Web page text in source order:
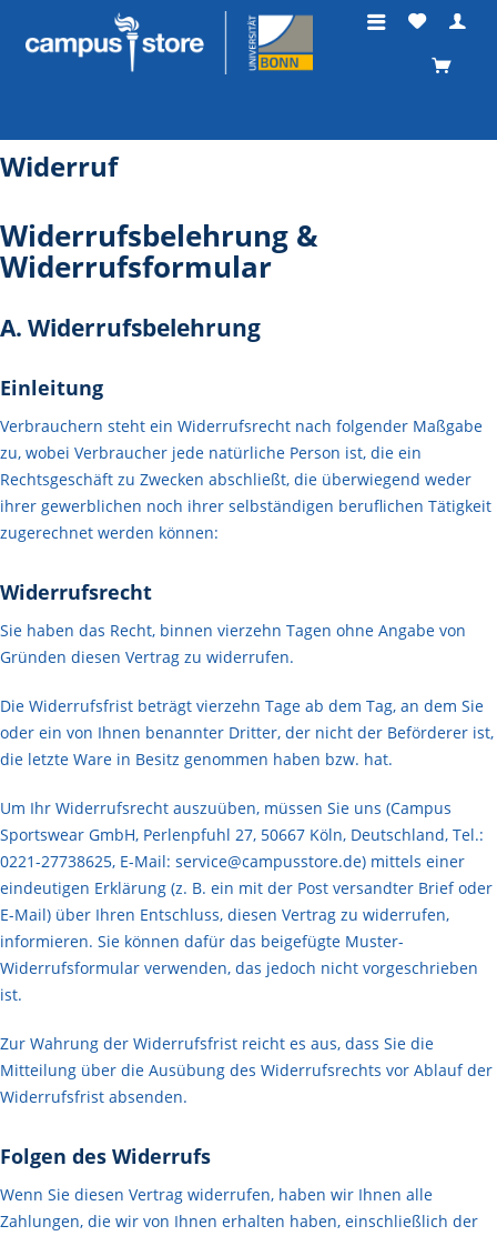
Widerruf
Widerrufsbelehrung &
Widerrufsformular
A. Widerrufsbelehrung
Einleitung
Verbrauchern steht ein Widerrufsrecht nach folgender Maßgabe
zu, wobei Verbraucher jede natürliche Person ist, die ein
Rechtsgeschäft zu Zwecken abschließt, die überwiegend weder
ihrer gewerblichen noch ihrer selbständigen beruflichen Tätigkeit
zugerechnet werden können:
Widerrufsrecht
Sie haben das Recht, binnen vierzehn Tagen ohne Angabe von
Gründen diesen Vertrag zu widerrufen.
Die Widerrufsfrist beträgt vierzehn Tage ab dem Tag, an dem Sie
oder ein von Ihnen benannter Dritter, der nicht der Beförderer ist,
die letzte Ware in Besitz genommen haben bzw. hat.
Um Ihr Widerrufsrecht auszuüben, müssen Sie uns (Campus
Sportswear GmbH, Perlenpfuhl 27, 50667 Köln, Deutschland, Tel.:
0221-27738625, E-Mail: service@campusstore.de) mittels einer
eindeutigen Erklärung (z. B. ein mit der Post versandter Brief oder
E-Mail) über Ihren Entschluss, diesen Vertrag zu widerrufen,
informieren. Sie können dafür das beigefügte Muster-
Widerrufsformular verwenden, das jedoch nicht vorgeschrieben
ist.
Zur Wahrung der Widerrufsfrist reicht es aus, dass Sie die
Mitteilung über die Ausübung des Widerrufsrechts vor Ablauf der
Widerrufsfrist absenden.
Folgen des Widerrufs
Wenn Sie diesen Vertrag widerrufen, haben wir Ihnen alle
Zahlungen, die wir von Ihnen erhalten haben, einschließlich der